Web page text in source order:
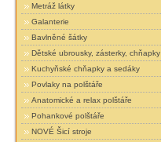
Metráž látky
Galanterie
Bavlněné šátky
Dětské ubrousky, zásterky, chňapky
Kuchyňské chňapky a sedáky
Povlaky na polštáře
Anatomické a relax polštáře
Pohankové polštáře
NOVÉ Šicí stroje